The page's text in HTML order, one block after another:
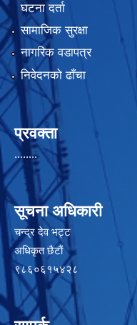
घटना दर्ता
सामाजिक सुरक्षा
नागरिक वडापत्र
निवेदनको ढाँचा
प्रवक्ता
........
सूचना अधिकारी
चन्द्र देव भट्ट
अधिकृत छैटाैं
९८६०६१५४२८